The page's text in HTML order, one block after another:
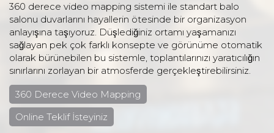
360 derece video mapping sistemi ile standart balo
salonu duvarlarını hayallerin ötesinde bir organizasyon
anlayışına taşıyoruz. Düşlediğiniz ortamı yaşamanızı
sağlayan pek çok farklı konsepte ve görünüme otomatik
olarak bürünebilen bu sistemle, toplantılarınızı yaratıcılığın
sınırlarını zorlayan bir atmosferde gerçekleştirebilirsiniz.
360 Derece Video Mapping
Online Teklif İsteyiniz